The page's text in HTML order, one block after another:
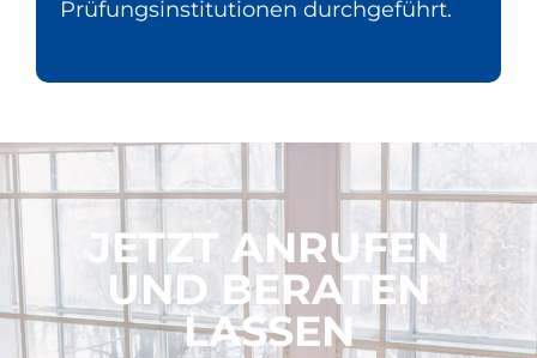
Prüfungsinstitutionen durchgeführt.
JETZT ANRUFEN
UND BERATEN
LASSEN